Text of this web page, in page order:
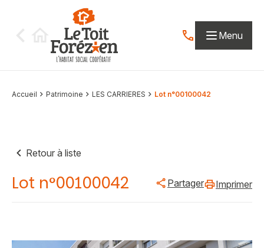
Contactez-nous
Menu
Accueil Patrimoine LES CARRIERES Lot n°00100042
Retour à liste
Lot n°00100042 Partager Imprimer